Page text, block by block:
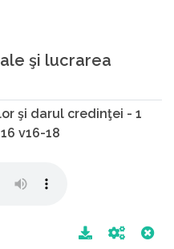
şi lucrarea
şi darul credinţei - 1
v16-18